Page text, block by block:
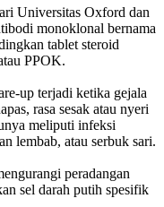
Universitas Oxford dan
monoklonal bernama
tablet steroid
PPOK.
up terjadi ketika gejala
rasa sesak atau nyeri
meliputi infeksi
lembab, atau serbuk sari.
peradangan
sel darah putih spesifik